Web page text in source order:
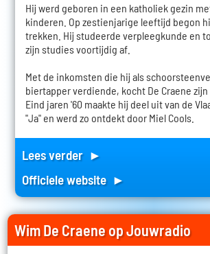
Hij werd geboren in een katholiek gezin
kinderen. Op zestienjarige leeftijd begon
trekken. Hij studeerde verpleegkunde en
zijn studies voortijdig af.
Met de inkomsten die hij als
biertapper verdiende, kocht De Craene
Eind jaren '60 maakte hij deel uit van de
"Ja" en werd zo ontdekt door Miel Cools.
Lees verder ►
Officiele website ►
Wim De Craene op Jouwradio